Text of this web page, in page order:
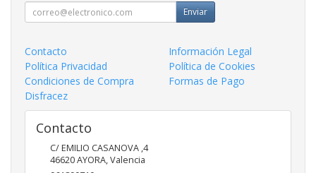
Enviar
Contacto
Información Legal
Política Privacidad
Política de Cookies
Condiciones de Compra
Formas de Pago
Disfracez
Contacto
C/ EMILIO CASANOVA ,4
46620AYORA,Valencia